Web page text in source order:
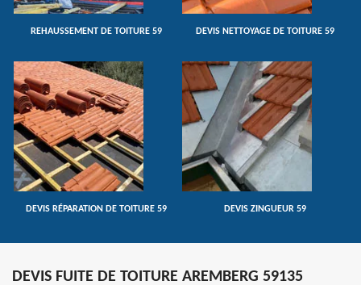
REHAUSSEMENT DE TOITURE 59 DEVIS NETTOYAGE DE TOITURE 59
DEVIS RÉPARATION DE TOITURE 59 DEVIS ZINGUEUR 59
DEVIS FUITE DE TOITURE AREMBERG 59135